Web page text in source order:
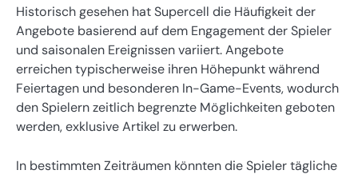
Historisch gesehen hat Supercell die Häufigkeit der
Angebote basierend auf dem Engagement der Spieler
und saisonalen Ereignissen variiert. Angebote
erreichen typischerweise ihren Höhepunkt während
Feiertagen und besonderen In-Game-Events, wodurch
den Spielern zeitlich begrenzte Möglichkeiten geboten
werden, exklusive Artikel zu erwerben.
In bestimmten Zeiträumen könnten die Spieler tägliche